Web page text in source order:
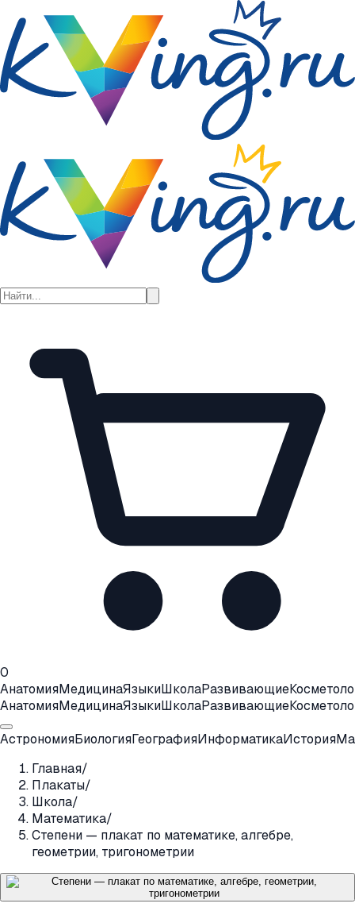
0
АнатомияМедицинаЯзыкиШколаРазвивающие
АнатомияМедицинаЯзыкиШколаРазвивающие
АстрономияБиологияГеографияИнформатикаИстория
Главная/
Плакаты/
Школа/
Математика/
Степени — плакат по математике, алгебре,
геометрии, тригонометрии